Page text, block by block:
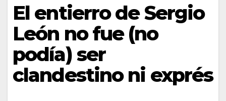
El entierro de Sergio
León no fue (no
podía) ser
clandestino ni exprés